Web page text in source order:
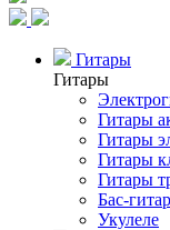
Гитары
Гитары
Гитары
Гитары
Гитары
Гитары
Бас-
Укулеле